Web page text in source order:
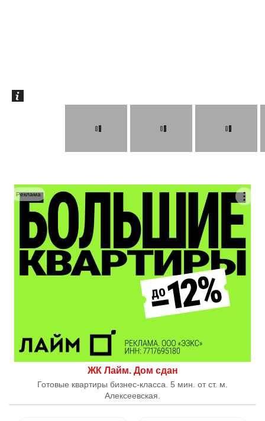
ЖК Лайм. Дом сдан
Готовые квартиры бизнес-класса. 5 мин. от ст. м.
Алексеевская.
Реклама